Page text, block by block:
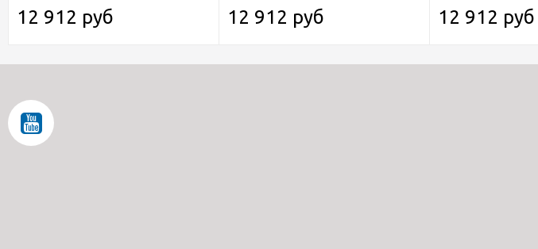
12 912 руб 12 912 руб 12 912 руб